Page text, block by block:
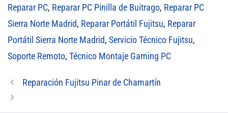
Reparar PC, Reparar PC Pinilla de Buitrago, Reparar PC
Sierra Norte Madrid, Reparar Portátil Fujitsu, Reparar
Portátil Sierra Norte Madrid, Servicio Técnico Fujitsu,
Soporte Remoto, Técnico Montaje Gaming PC
Reparación Fujitsu Pinar de Chamartín